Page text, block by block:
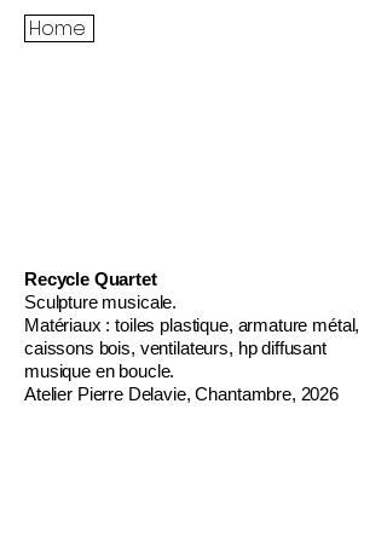
Home
Recycle Quartet
Sculpture musicale.
Matériaux : toiles plastique, armature métal,
caissons bois, ventilateurs, hp diffusant
musique en boucle.
Atelier Pierre Delavie, Chantambre, 2026